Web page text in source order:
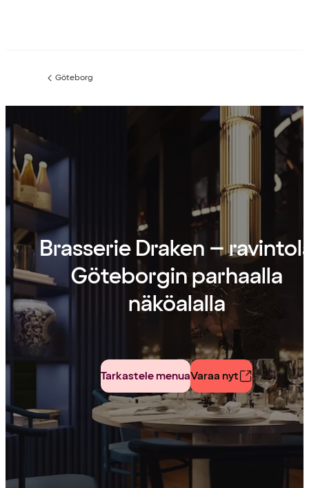
Edellinen
Göteborg
Brasserie Draken –
Göteborgin parhaalla
näköalalla
Tarkastele menuaVaraa nyt